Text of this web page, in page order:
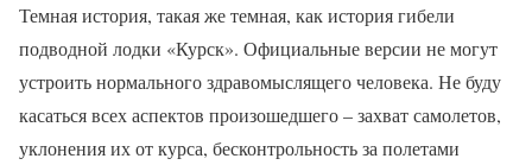
Темная история, такая же темная, как история гибели
подводной лодки «Курск». Официальные версии не могут
устроить нормального здравомыслящего человека. Не буду
касаться всех аспектов произошедшего – захват самолетов,
уклонения их от курса, бесконтрольность за полетами